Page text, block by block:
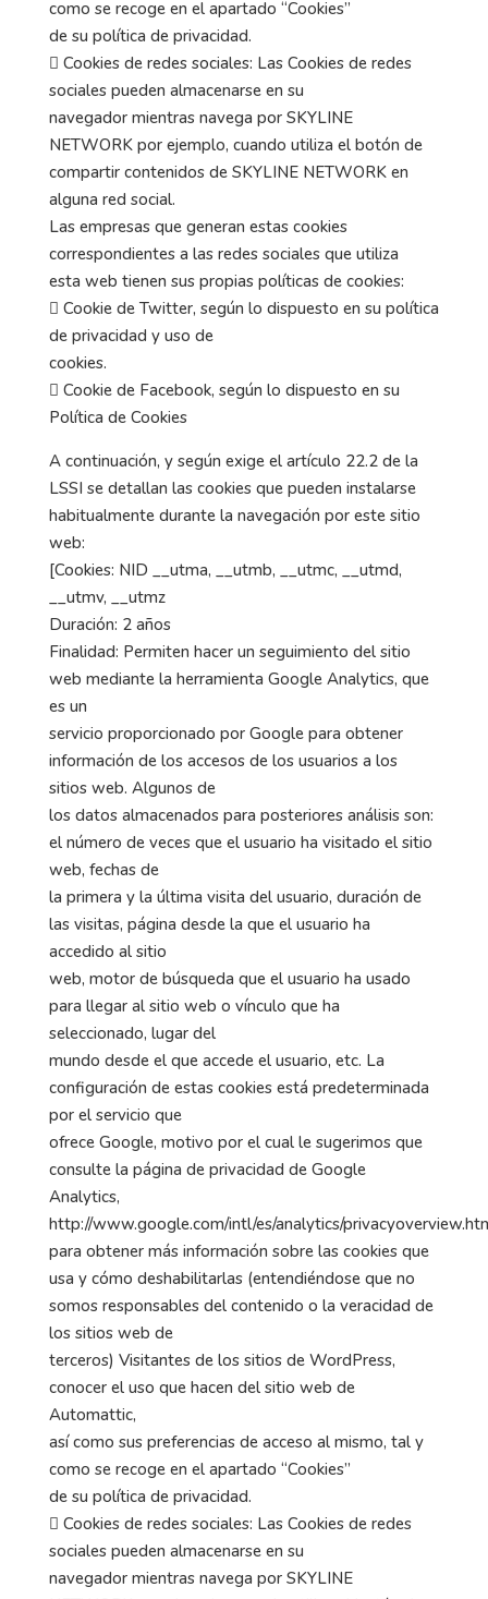
como se recoge en el apartado “Cookies”
de su política de privacidad.
 Cookies de redes sociales: Las Cookies de redes
sociales pueden almacenarse en su
navegador mientras navega por SKYLINE
NETWORK por ejemplo, cuando utiliza el botón de
compartir contenidos de SKYLINE NETWORK en
alguna red social.
Las empresas que generan estas cookies
correspondientes a las redes sociales que utiliza
esta web tienen sus propias políticas de cookies:
 Cookie de Twitter, según lo dispuesto en su política
de privacidad y uso de
cookies.
 Cookie de Facebook, según lo dispuesto en su
Política de Cookies
A continuación, y según exige el artículo 22.2 de la
LSSI se detallan las cookies que pueden instalarse
habitualmente durante la navegación por este sitio
web:
[Cookies: NID __utma, __utmb, __utmc, __utmd,
__utmv, __utmz
Duración: 2 años
Finalidad: Permiten hacer un seguimiento del sitio
web mediante la herramienta Google Analytics, que
es un
servicio proporcionado por Google para obtener
información de los accesos de los usuarios a los
sitios web. Algunos de
los datos almacenados para posteriores análisis son:
el número de veces que el usuario ha visitado el sitio
web, fechas de
la primera y la última visita del usuario, duración de
las visitas, página desde la que el usuario ha
accedido al sitio
web, motor de búsqueda que el usuario ha usado
para llegar al sitio web o vínculo que ha
seleccionado, lugar del
mundo desde el que accede el usuario, etc. La
configuración de estas cookies está predeterminada
por el servicio que
ofrece Google, motivo por el cual le sugerimos que
consulte la página de privacidad de Google
Analytics,
http://www.google.com/intl/es/analytics/
para obtener más información sobre las cookies que
usa y cómo deshabilitarlas (entendiéndose que no
somos responsables del contenido o la veracidad de
los sitios web de
terceros) Visitantes de los sitios de WordPress,
conocer el uso que hacen del sitio web de
Automattic,
así como sus preferencias de acceso al mismo, tal y
como se recoge en el apartado “Cookies”
de su política de privacidad.
 Cookies de redes sociales: Las Cookies de redes
sociales pueden almacenarse en su
navegador mientras navega por SKYLINE